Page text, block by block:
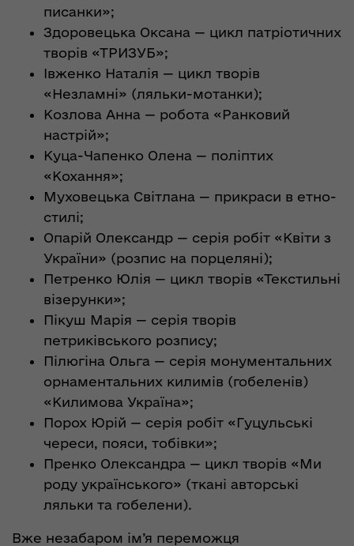
писанки»;
Здоровецька Оксана — цикл патріотичних
творів «ТРИЗУБ»;
Івженко Наталія — цикл творів
«Незламні» (ляльки-мотанки);
Козлова Анна — робота «Ранковий
настрій»;
Куца-Чапенко Олена — поліптих
«Кохання»;
Муховецька Світлана — прикраси в етно-
стилі;
Опарій Олександр — серія робіт «Квіти з
України» (розпис на порцеляні);
Петренко Юлія — цикл творів «Текстильні
візерунки»;
Пікуш Марія — серія творів
петриківського розпису;
Пілюгіна Ольга — серія монументальних
орнаментальних килимів (гобеленів)
«Килимова Україна»;
Порох Юрій — серія робіт «Гуцульські
череси, пояси, тобівки»;
Пренко Олександра — цикл творів «Ми
роду українського» (ткані авторські
ляльки та гобелени).
Вже незабаром ім’я переможця